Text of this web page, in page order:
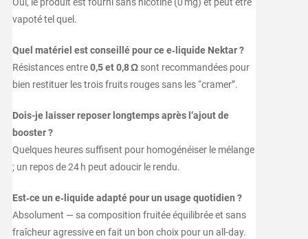
Oui, le produit est fourni sans nicotine (0 mg) et peut être
vapoté tel quel.
Quel matériel est conseillé pour ce e‑liquide Nektar ?
Résistances entre0,5 et 0,8 Ωsont recommandées pour
bien restituer les trois fruits rouges sans les “cramer”.
Dois-je laisser reposer longtemps après l’ajout de
booster ?
Quelques heures suffisent pour homogénéiser le mélange
; un repos de 24 h peut adoucir le rendu.
Est‑ce un e‑liquide adapté pour un usage quotidien ?
Absolument — sa composition fruitée équilibrée et sans
fraîcheur agressive en fait un bon choix pour un all-day.